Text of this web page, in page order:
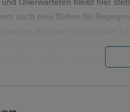
auch eine Bühne für
Gastfreundschaft, Kochkultur